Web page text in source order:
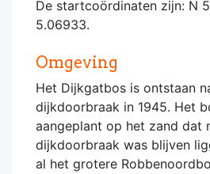
De startcoördinaten zijn: N
5.06933.
Omgeving
Het Dijkgatbos is ontstaan
dijkdoorbraak in 1945. Het
aangeplant op het zand dat
dijkdoorbraak was blijven
al het grotere